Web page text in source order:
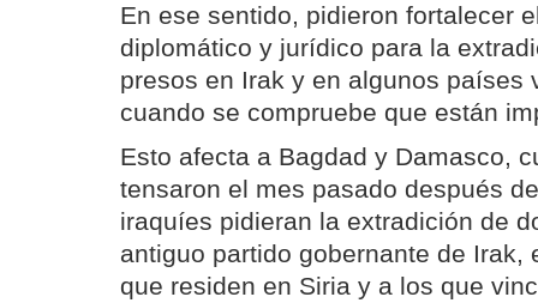
En ese sentido, pidieron fortalecer
diplomático y jurídico para la
presos en Irak y en algunos países
cuando se compruebe que están
Esto afecta a Bagdad y Damasco,
tensaron el mes pasado después
iraquíes pidieran la extradición de
antiguo partido gobernante de Irak,
que residen en Siria y a los que